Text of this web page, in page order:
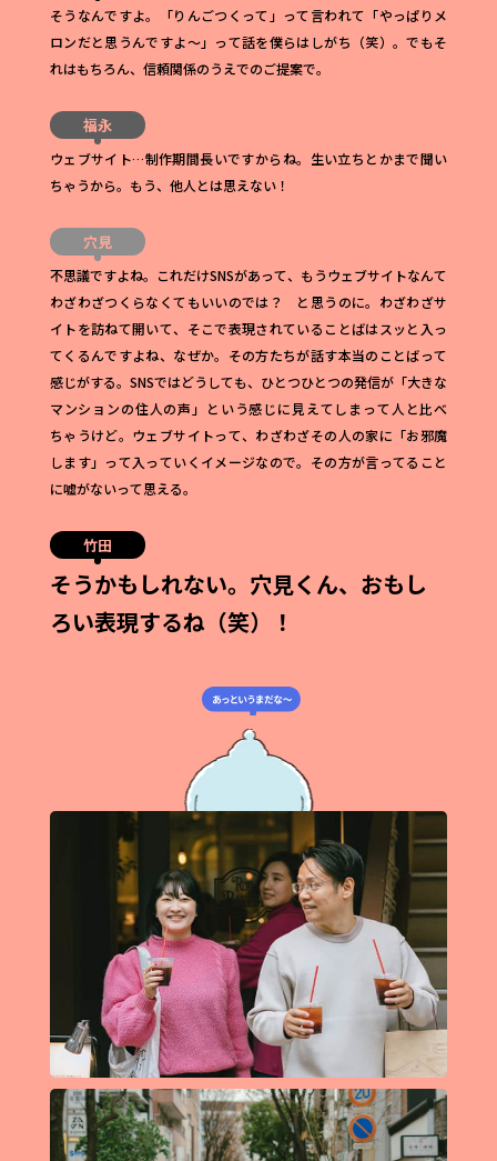
そうなんですよ。「りんごつくって」って言われて「やっぱりメ
ロンだと思うんですよ〜」って話を僕らはしがち（笑）。でもそ
れはもちろん、信頼関係のうえでのご提案で。
福永
ウェブサイト…制作期間長いですからね。生い立ちとかまで聞い
ちゃうから。もう、他人とは思えない！
穴見
不思議ですよね。これだけSNSがあって、もうウェブサイトなんて
わざわざつくらなくてもいいのでは？ と思うのに。わざわざサ
イトを訪ねて開いて、そこで表現されていることばはスッと入っ
てくるんですよね、なぜか。その方たちが話す本当のことばって
感じがする。SNSではどうしても、ひとつひとつの発信が「大きな
マンションの住人の声」という感じに見えてしまって人と比べ
ちゃうけど。ウェブサイトって、わざわざその人の家に「お邪魔
します」って入っていくイメージなので。その方が言ってること
に嘘がないって思える。
竹田
そうかもしれない。 穴見くん、 おもし
ろい表現するね（笑）！